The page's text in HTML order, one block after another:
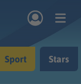
Sport Stars